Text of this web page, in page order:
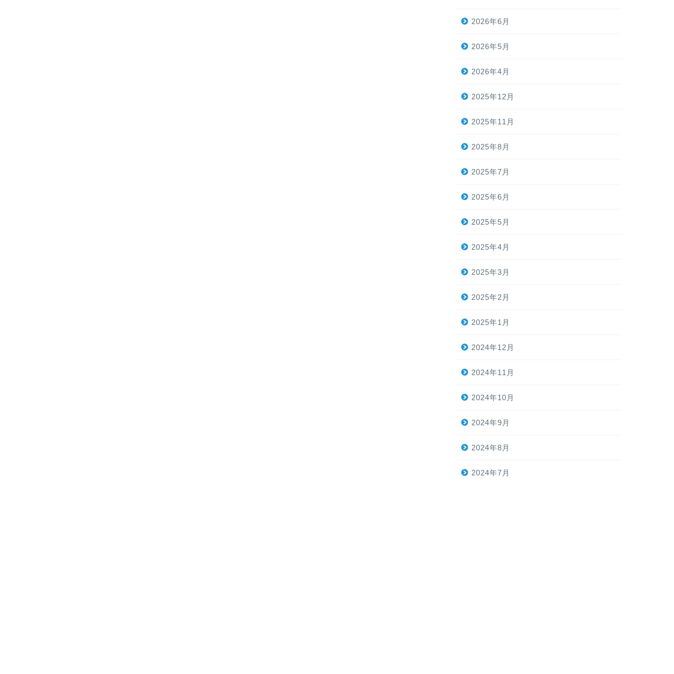
2026年6月
2026年5月
2026年4月
2025年12月
2025年11月
2025年8月
2025年7月
2025年6月
2025年5月
2025年4月
2025年3月
2025年2月
2025年1月
2024年12月
2024年11月
2024年10月
2024年9月
2024年8月
2024年7月